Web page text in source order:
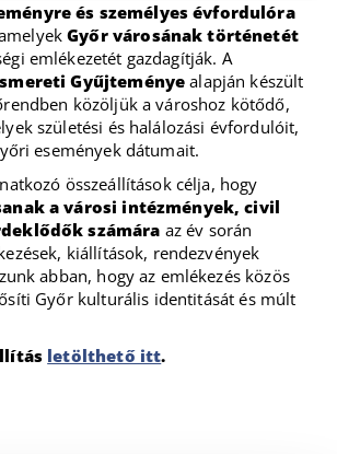
és személyes évfordulóra
Győr városának történetét
emlékezetét gazdagítják. A
Gyűjteménye alapján készült
közöljük a városhoz kötődő,
születési és halálozási évfordulóit,
események dátumait.
összeállítások célja, hogy
a városi intézmények, civil
számára az év során
kiállítások, rendezvények
abban, hogy az emlékezés közös
Győr kulturális identitását és múlt
letölthető itt.